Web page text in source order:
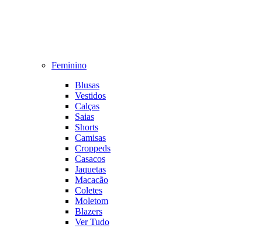
Feminino
Blusas
Vestidos
Calças
Saias
Shorts
Camisas
Croppeds
Casacos
Jaquetas
Macacão
Coletes
Moletom
Blazers
Ver Tudo